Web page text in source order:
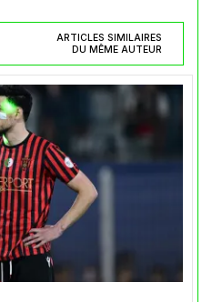
ARTICLES SIMILAIRES
DU MÊME AUTEUR